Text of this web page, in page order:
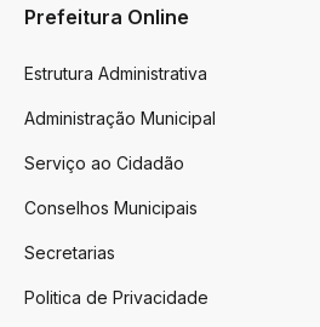
Prefeitura Online
Estrutura Administrativa
Administração Municipal
Serviço ao Cidadão
Conselhos Municipais
Secretarias
Politica de Privacidade